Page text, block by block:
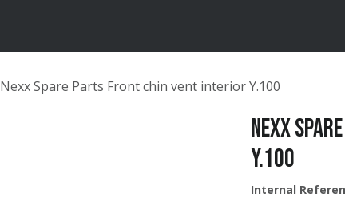
Nexx Spare Parts Front chin vent interior Y.100
Nexx
Y.100
Internal